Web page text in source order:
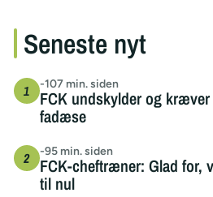
Seneste nyt
-107 min. siden
FCK undskylder og kræver
fadæse
-95 min. siden
FCK-cheftræner: Glad for,
til nul